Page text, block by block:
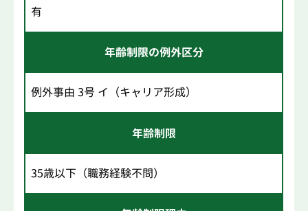
有
年齢制限の例外区分
例外事由 3号 イ（キャリア形成）
年齢制限
35歳以下（職務経験不問）